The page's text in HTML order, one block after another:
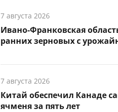
7 августа 2026
Ивано-Франковская
ранних зерновых с
7 августа 2026
Китай обеспечил Канаде
ячменя за пять лет